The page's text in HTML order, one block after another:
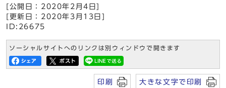
[公開日：2020年2月4日]
[更新日：2020年3月13日]
ID:26675
ソーシャルサイトへのリンクは別ウィンドウで開きます
印刷 大きな文字で印刷